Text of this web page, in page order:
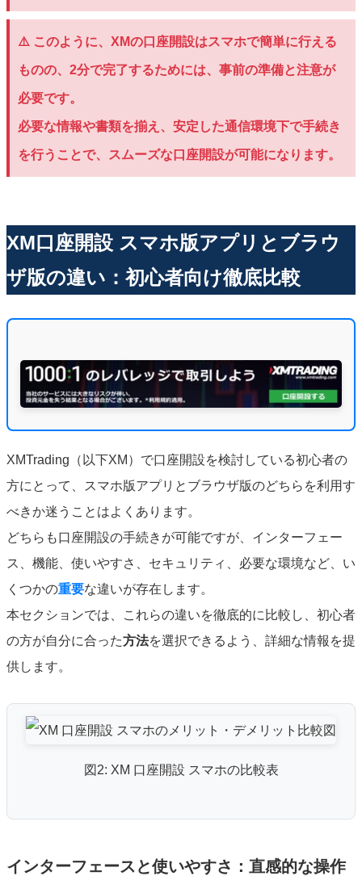
⚠️ このように、XMの口座開設はスマホで簡単に行える
ものの、2分で完了するためには、事前の準備と注意が
必要です。
必要な情報や書類を揃え、安定した通信環境下で手続き
を行うことで、スムーズな口座開設が可能になります。
XM口座開設 スマホ版アプリとブラウ
ザ版の違い：初心者向け徹底比較
XMTrading（以下XM）で口座開設を検討している初心者の
方にとって、スマホ版アプリとブラウザ版のどちらを利用す
べきか迷うことはよくあります。
どちらも口座開設の手続きが可能ですが、インターフェー
ス、機能、使いやすさ、セキュリティ、必要な環境など、い
くつかの重要な違いが存在します。
本セクションでは、これらの違いを徹底的に比較し、初心者
の方が自分に合った方法を選択できるよう、詳細な情報を提
供します。
図2: XM 口座開設 スマホの比較表
インターフェースと使いやすさ：直感的な操作